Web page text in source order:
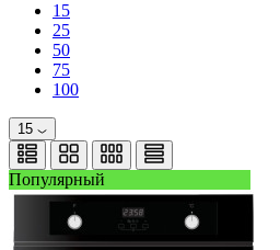
15
25
50
75
100
15
Популярный